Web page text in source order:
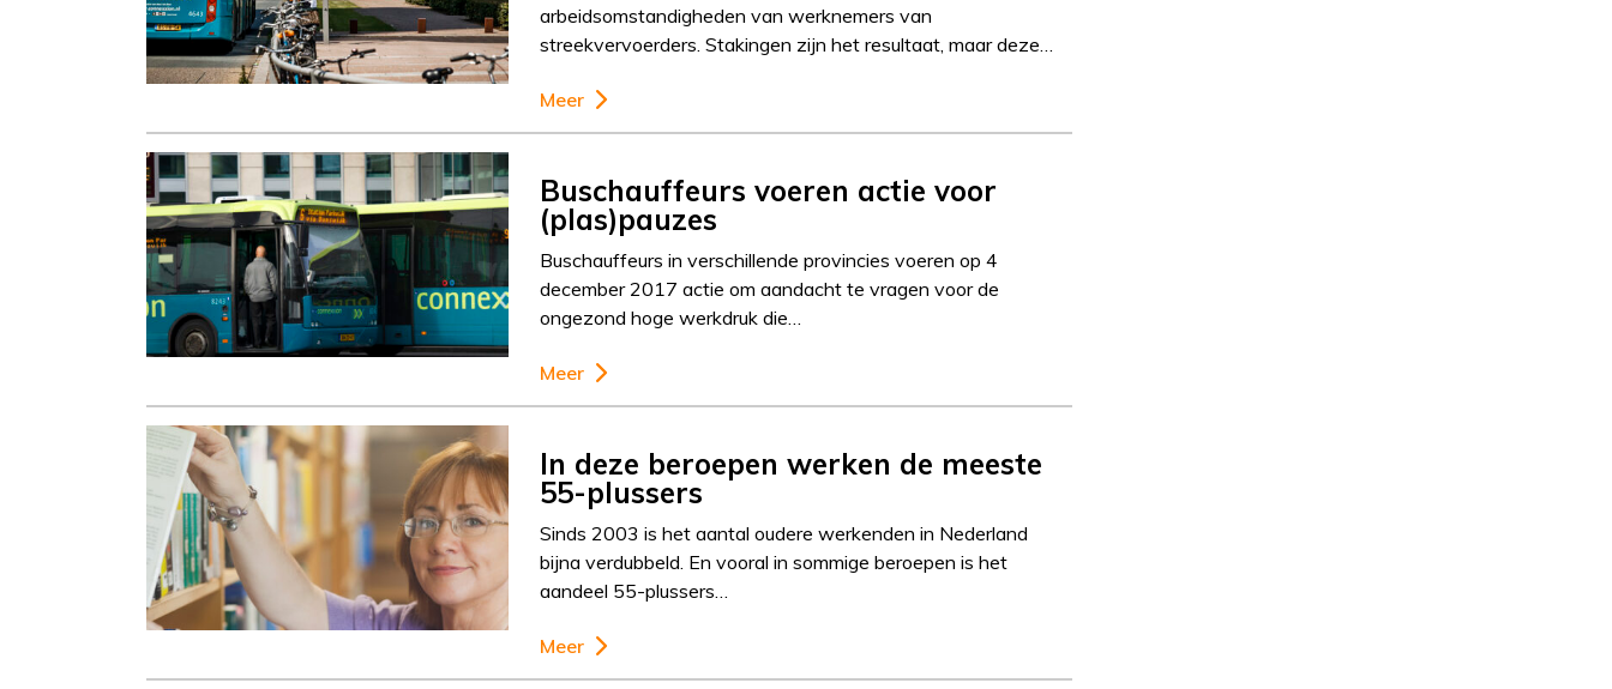
arbeidsomstandigheden van werknemers van
streekvervoerders. Stakingen zijn het resultaat, maar deze…
Meer
Buschauffeurs voeren actie voor
(plas)pauzes
Buschauffeurs in verschillende provincies voeren op 4
december 2017 actie om aandacht te vragen voor de
ongezond hoge werkdruk die…
Meer
In deze beroepen werken de meeste
55-plussers
Sinds 2003 is het aantal oudere werkenden in Nederland
bijna verdubbeld. En vooral in sommige beroepen is het
aandeel 55-plussers…
Meer